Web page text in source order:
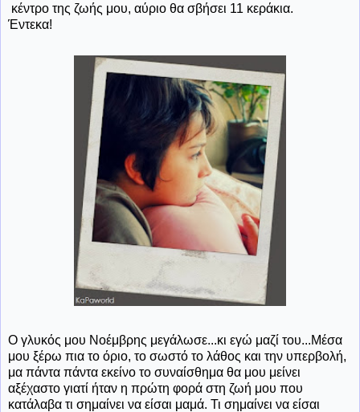
κέντρο της ζωής μου, αύριο θα σβήσει 11 κεράκια.
Έντεκα!
Ο γλυκός μου Νοέμβρης μεγάλωσε...κι εγώ μαζί του...Μέσα
μου ξέρω πια το όριο, το σωστό το λάθος και την υπερβολή,
μα πάντα πάντα εκείνο το συναίσθημα θα μου μείνει
αξέχαστο γιατί ήταν η πρώτη φορά στη ζωή μου που
κατάλαβα τι σημαίνει να είσαι μαμά. Τι σημαίνει να είσαι